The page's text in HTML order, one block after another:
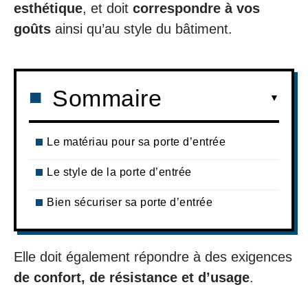
esthétique, et doit correspondre à vos
goûts ainsi qu’au style du bâtiment.
Sommaire
Le matériau pour sa porte d’entrée
Le style de la porte d’entrée
Bien sécuriser sa porte d’entrée
Elle doit également répondre à des exigences
de confort, de résistance et d’usage.